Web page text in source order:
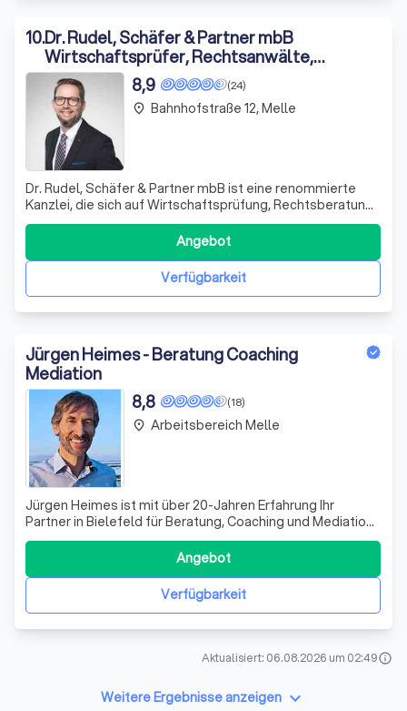
10.Dr. Rudel, Schäfer & Partner mbB
Wirtschaftsprüfer, Rechtsanwälte,
Steuerberater
(24)
8,9
Dr. Rudel, Schäfer & Partner mbB ist eine renommierte
Kanzlei, die sich auf Wirtschaftsprüfung, Rechtsberatung
und Steuerberatung spezialisiert hat. Mit einem Team aus
erfahrenen Partnern und rund 70 engagierten Mitarbeitern
bieten wir unseren Mandanten eine umfassende und
individuelle Beratung. UnsVerfügbarkeit
Angebot
place Bahnhofstraße 12, Melle
Jürgen Heimes - Beratung Coaching
Mediation
(18)
8,8
Jürgen Heimes ist mit über 20-Jahren Erfahrung Ihr
Partner in Bielefeld für Beratung, Coaching und Mediation.
Mit seiner Expertise unterstützt er Unternehmen, Teams
sowie Privatpersonen und Paare dabei, gelingende
Beziehungen und erfolgreicheres Arbeiten zu
verwirklichen. Als systemischer Berater
Verfügbarkeit
Angebot
place Arbeitsbereich Melle
Aktualisiert: 06.08.2026 um 02:49info
Weitere Ergebnisse anzeigen keyboard_arrow_down